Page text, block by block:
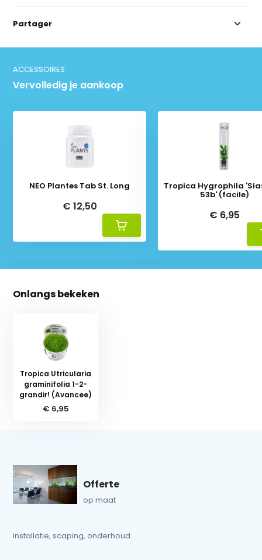
Partager
ACCESSOIRES
Vervolledig je aankoop
NEO Plantes Tab St. Long
€ 12,50
Tropica Hygrophila
53b' (facile)
€ 6,95
Onlangs bekeken
Tropica Utricularia
graminifolia 1-2-
grandir! (Avancee)
€ 6,95
Offerte
op maat
installatie, scaping, onderhoud...